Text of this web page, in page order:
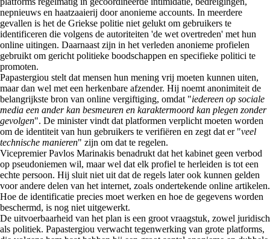
nepnieuws en haatzaaierij door anonieme accounts. In meerdere
gevallen is het de Griekse politie niet gelukt om gebruikers te
identificeren die volgens de autoriteiten 'de wet overtreden' met hun
online uitingen. Daarnaast zijn in het verleden anonieme profielen
gebruikt om gericht politieke boodschappen en specifieke politici te
promoten.
Papastergiou stelt dat mensen hun mening vrij moeten kunnen uiten,
maar dan wel met een herkenbare afzender. Hij noemt anonimiteit de
belangrijkste bron van online vergiftiging, omdat "iedereen op sociale
media een ander kan besmeuren en karaktermoord kan plegen zonder
gevolgen". De minister vindt dat platformen verplicht moeten worden
om de identiteit van hun gebruikers te verifiëren en zegt dat er "veel
technische manieren" zijn om dat te regelen.
Vicepremier Pavlos Marinakis benadrukt dat het kabinet geen verbod
op pseudoniemen wil, maar wel dat elk profiel te herleiden is tot een
echte persoon. Hij sluit niet uit dat de regels later ook kunnen gelden
voor andere delen van het internet, zoals ondertekende online artikelen.
Hoe de identificatie precies moet werken en hoe de gegevens worden
beschermd, is nog niet uitgewerkt.
De uitvoerbaarheid van het plan is een groot vraagstuk, zowel juridisch
als politiek. Papastergiou verwacht tegenwerking van grote platforms,